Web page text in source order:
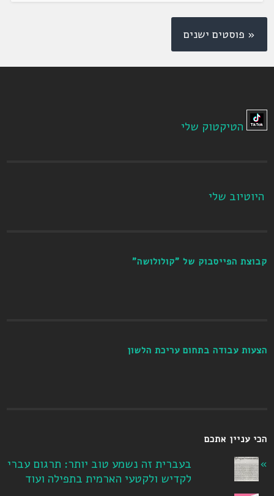
« פוסטים ישנים
הטיקטוק שלי
היוטיוב שלי
קבוצת הפייסבוק של "קולולושה"
הצעות עבודה בתחום עריכת הלשון
הכי עניין אתכם
בעברית זה נשמע טוב יותר: תרגום עברי
לקדיש ולקטעי הארמית בתפילה ועוד